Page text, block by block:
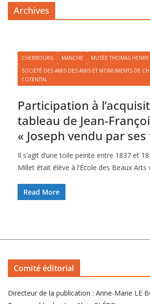
Archives
CHERBOURG MANCHE
MUSÉE THOMAS
SOCIÉTÉ DES AMIS DES AMIS ET MONUMENTS DE
COTENTIN
Participation à
tableau de Jean-
« Joseph vendu par
Il s’agit d’une toile peinte entre 1837 et
Millet était élève à l’École des Beaux Arts
Read More
Comité éditorial
Directeur de la publication : Anne-Marie LE